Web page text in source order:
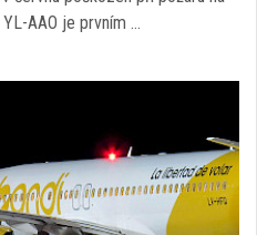
AAO je prvním …